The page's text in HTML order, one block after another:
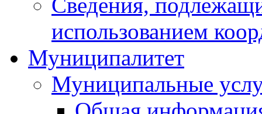
использованием
Муниципалитет
Муниципальные